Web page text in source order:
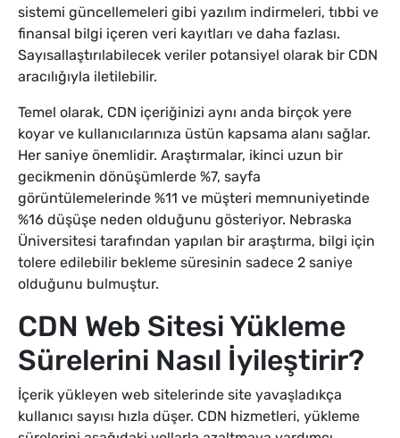
sistemi güncellemeleri gibi yazılım indirmeleri, tıbbi ve
finansal bilgi içeren veri kayıtları ve daha fazlası.
Sayısallaştırılabilecek veriler potansiyel olarak bir CDN
aracılığıyla iletilebilir.
Temel olarak, CDN içeriğinizi aynı anda birçok yere
koyar ve kullanıcılarınıza üstün kapsama alanı sağlar.
Her saniye önemlidir. Araştırmalar, ikinci uzun bir
gecikmenin dönüşümlerde %7, sayfa
görüntülemelerinde %11 ve müşteri memnuniyetinde
%16 düşüşe neden olduğunu gösteriyor. Nebraska
Üniversitesi tarafından yapılan bir araştırma, bilgi için
tolere edilebilir bekleme süresinin sadece 2 saniye
olduğunu bulmuştur.
CDN Web Sitesi Yükleme
Sürelerini Nasıl İyileştirir?
İçerik yükleyen web sitelerinde site yavaşladıkça
kullanıcı sayısı hızla düşer. CDN hizmetleri, yükleme